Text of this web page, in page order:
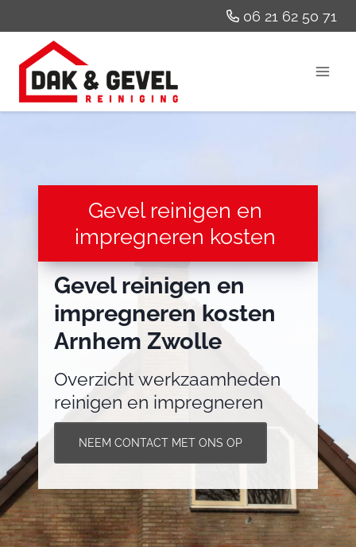
naar
inhoud
06 21 62 50 71
Gevel reinigen en
impregneren kosten
Gevel reinigen en
impregneren kosten
Arnhem Zwolle
Overzicht werkzaamheden
reinigen en impregneren
NEEM CONTACT MET ONS OP